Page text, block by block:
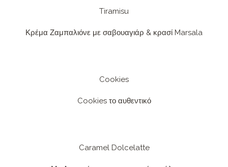
Tiramisu
Κρέμα Ζαμπαλιόνε με σαβουαγιάρ & κρασί Marsala
Cookies
Cookies το αυθεντικό
Caramel Dolcelatte